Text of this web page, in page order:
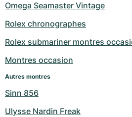
Omega Seamaster Vintage
Rolex chronographes
Rolex submariner montres
Montres occasion
Autres montres
Sinn 856
Ulysse Nardin Freak